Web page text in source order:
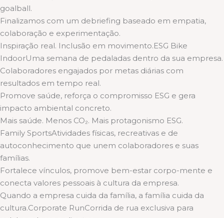
goalball.
Finalizamos com um debriefing baseado em empatia,
colaboração e experimentação.
Inspiração real. Inclusão em movimento.ESG Bike
IndoorUma semana de pedaladas dentro da sua empresa.
Colaboradores engajados por metas diárias com
resultados em tempo real.
Promove saúde, reforça o compromisso ESG e gera
impacto ambiental concreto.
Mais saúde. Menos CO₂. Mais protagonismo ESG.
Family SportsAtividades físicas, recreativas e de
autoconhecimento que unem colaboradores e suas
famílias.
Fortalece vínculos, promove bem-estar corpo-mente e
conecta valores pessoais à cultura da empresa.
Quando a empresa cuida da família, a família cuida da
cultura.Corporate RunCorrida de rua exclusiva para